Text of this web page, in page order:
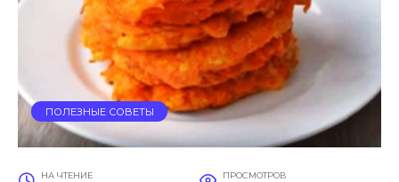
ПОЛЕЗНЫЕ СОВЕТЫ
НА ЧТЕНИЕ ПРОСМОТРОВ